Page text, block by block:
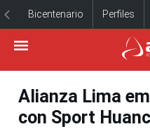
Bicentenario Perfiles
Alianza Lima
con Sport